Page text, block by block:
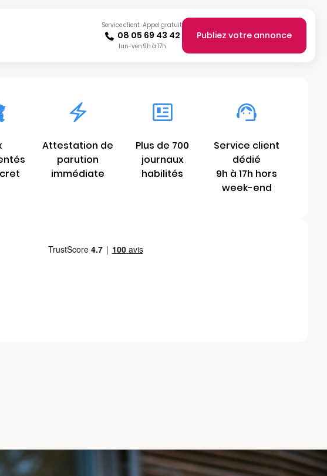
Service client · Appel gratuit
08 05 69 43 42
lun-ven 9h à 17h
Publiez votre annonce
Attestation de
parution
immédiate
Plus de 700
journaux
habilités
Service client
dédié
9h à 17h hors
week-end